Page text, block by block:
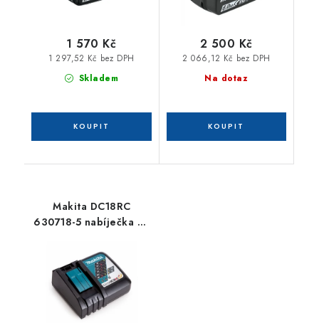
Skladem
1 297,52 Kč bez DPH
1 570 Kč
Na dotaz
2 066,12 Kč bez DPH
2 500 Kč
Makita DC18RC
630718-5 nabíječka Li-